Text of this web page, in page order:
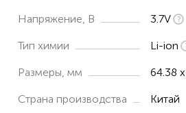
Напряжение, В 3.7V
Тип химии Li-ion
Размеры, мм 64.38
Страна производства Китай